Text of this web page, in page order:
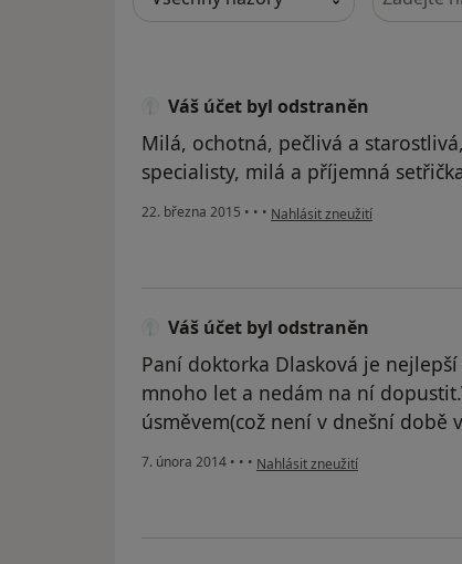
Váš účet byl odstraněn
Milá, ochotná, pečlivá a
specialisty, milá a příjemná
22. března 2015 • • • podle názoru uživatele Váš
Nahlásit zneužití
Váš účet byl odstraněn
Paní doktorka Dlasková je
mnoho let a nedám na ní
úsměvem(což není v dnešní době
7. února 2014 • • • podle názoru uživatele Váš účet
Nahlásit zneužití